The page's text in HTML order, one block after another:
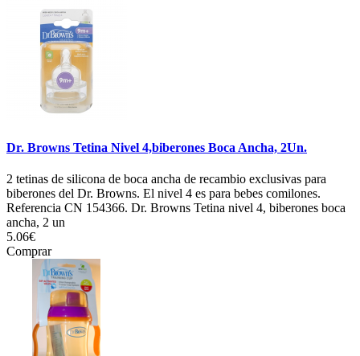
Dr. Browns Tetina Nivel 4,biberones Boca Ancha, 2Un.
2 tetinas de silicona de boca ancha de recambio exclusivas para
biberones del Dr. Browns. El nivel 4 es para bebes comilones.
Referencia CN 154366. Dr. Browns Tetina nivel 4, biberones boca
ancha, 2 un
5.06€
Comprar